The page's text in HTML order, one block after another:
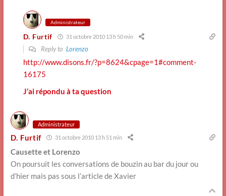
Administrateur
D. Furtif 31 octobre 2010 13 h 50 min
Reply to Lorenzo
http://www.disons.fr/?p=8624&cpage=1#comment-
16175
J’ai répondu à ta question
Administrateur
D. Furtif 31 octobre 2010 13 h 51 min
Causette et Lorenzo
On poursuit les conversations de bouzin au bar du jour ou
d’hier mais pas sous l’article de Xavier